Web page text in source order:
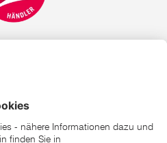
dieser Aktion verlangte Preis
auf dieser Website sind die